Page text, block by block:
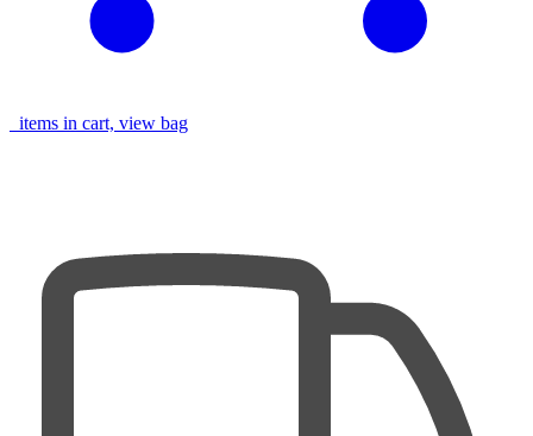
items in cart, view bag